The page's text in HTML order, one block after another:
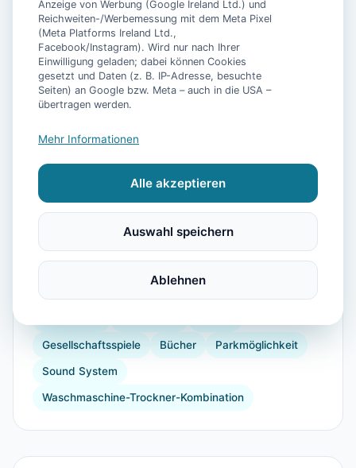
Heizung Kühlschrank
Mikrowelle Terrasse Garten
Wellnessbehandlungen Kaffeemaschine
Gesellschaftsspiele Bücher Parkmöglichkeit
Sound System
Waschmaschine-Trockner-Kombination
Anzeige von Werbung (Google Ireland Ltd.) und
Reichweiten-/Werbemessung mit dem Meta Pixel
(Meta Platforms Ireland Ltd.,
Facebook/Instagram). Wird nur nach Ihrer
Einwilligung geladen; dabei können Cookies
gesetzt und Daten (z. B. IP-Adresse, besuchte
Seiten) an Google bzw. Meta – auch in die USA –
übertragen werden.
Mehr Informationen
Alle akzeptieren
Auswahl speichern
Ablehnen